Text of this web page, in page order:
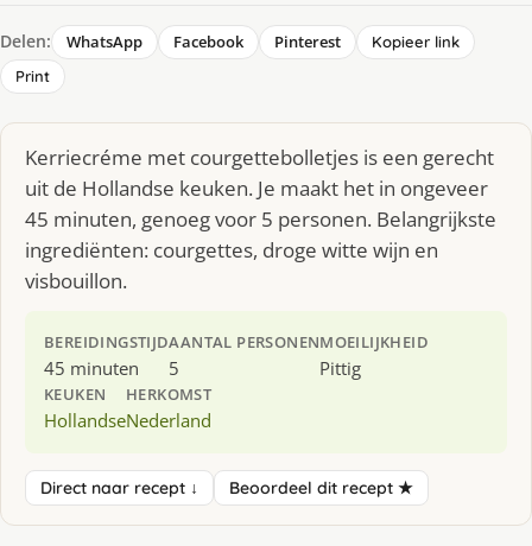
Delen: WhatsApp Facebook Pinterest
Kopieer link
Print
Kerriecréme met courgettebolletjes is een gerecht
uit de Hollandse keuken. Je maakt het in ongeveer
45 minuten, genoeg voor 5 personen. Belangrijkste
ingrediënten: courgettes, droge witte wijn en
visbouillon.
BEREIDINGSTIJD
45 minuten
AANTAL PERSONEN
5
MOEILIJKHEID
Pittig
KEUKEN
Hollandse
HERKOMST
Nederland
Direct naar recept ↓ Beoordeel dit recept ★